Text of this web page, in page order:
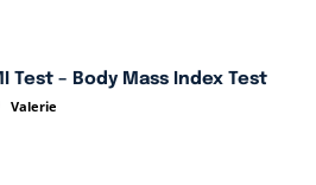
Test – Body Mass Index Test
Valerie